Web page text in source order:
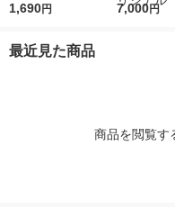
(R) 幅600mm×42m巻
1,690円
法：縦
7,000円
最近見た商品
商品を閲覧す